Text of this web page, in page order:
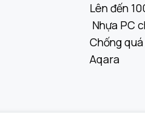
Lên đến
Nhựa PC
Chống
Aqara